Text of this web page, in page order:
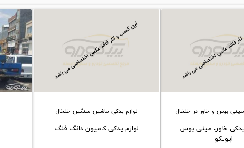
مینی بوس و خاور در خلخال
خاور، مینی بوس
ایویکو
لوازم یدکی ماشین سنگین خلخال
لوازم یدکی کامیون دانگ فنگ